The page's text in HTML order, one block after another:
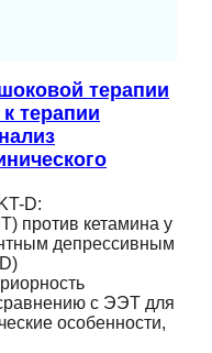
терапии
терапии
D:
против кетамина у
депрессивным
с ЭЭТ для
особенности,